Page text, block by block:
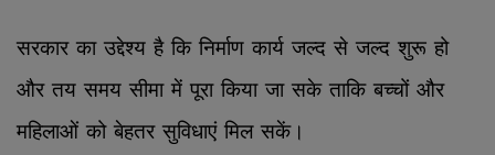
सरकार का उद्देश्य है कि निर्माण कार्य जल्द से जल्द शुरू हो
और तय समय सीमा में पूरा किया जा सके ताकि बच्चों और
महिलाओं को बेहतर सुविधाएं मिल सकें।